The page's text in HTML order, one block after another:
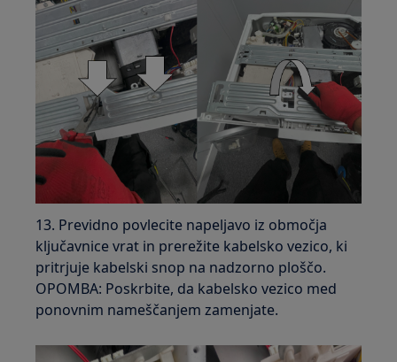
13. Previdno povlecite napeljavo iz območja
ključavnice vrat in prerežite kabelsko vezico, ki
pritrjuje kabelski snop na nadzorno ploščo.
OPOMBA: Poskrbite, da kabelsko vezico med
ponovnim nameščanjem zamenjate.